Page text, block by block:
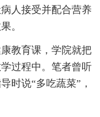
人接受并配合营养
。
教育课，学院就把
过程中。笔者曾听
时说“多吃蔬菜”，